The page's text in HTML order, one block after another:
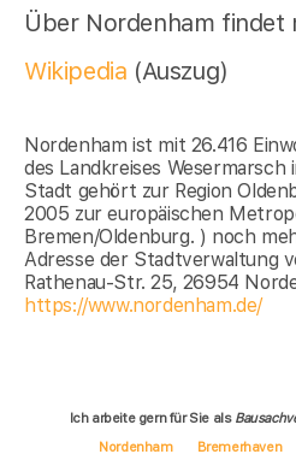
Über Nordenham findet
Wikipedia (Auszug)
Nordenham ist mit 26.416
des Landkreises Wesermarsch
Stadt gehört zur Region
2005 zur europäischen
Bremen/Oldenburg. ) noch
Adresse der Stadtverwaltung
Rathenau-Str. 25, 26954
https://www.nordenham.de/
Ich arbeite gern für Sie als
Nordenham
Bremerhaven